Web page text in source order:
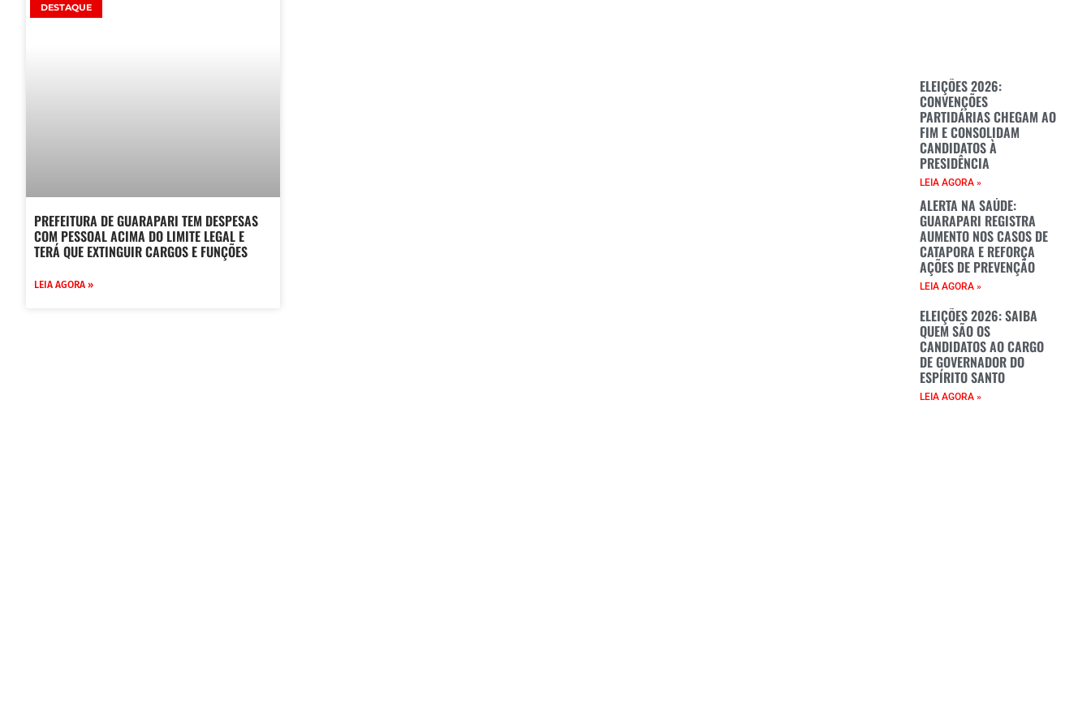
DESTAQUE
PREFEITURA DE GUARAPARI TEM DESPESAS
COM PESSOAL ACIMA DO LIMITE LEGAL E
TERÁ QUE EXTINGUIR CARGOS E FUNÇÕES
LEIA AGORA »
ELEIÇÕES 2026:
CONVENÇÕES
PARTIDÁRIAS CHEGAM AO
FIM E CONSOLIDAM
CANDIDATOS À
PRESIDÊNCIA
LEIA AGORA »
ALERTA NA SAÚDE:
GUARAPARI REGISTRA
AUMENTO NOS CASOS DE
CATAPORA E REFORÇA
AÇÕES DE PREVENÇÃO
LEIA AGORA »
ELEIÇÕES 2026: SAIBA
QUEM SÃO OS
CANDIDATOS AO CARGO
DE GOVERNADOR DO
ESPÍRITO SANTO
LEIA AGORA »